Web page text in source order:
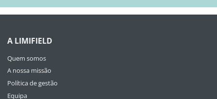
A LIMIFIELD
Quem somos
A nossa missão
Política de gestão
Equipa